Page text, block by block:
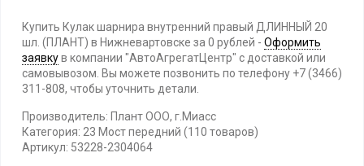
Купить Кулак шарнира внутренний правый ДЛИННЫЙ 20
шл. (ПЛАНТ) в Нижневартовске за 0 рублей - Оформить
заявкув компании "АвтоАгрегатЦентр" с доставкой или
самовывозом. Вы можете позвонить по телефону +7 (3466)
311-808, чтобы уточнить детали.
Производитель: Плант ООО, г.Миасс
Категория: 23 Мост передний (110 товаров)
Артикул: 53228-2304064